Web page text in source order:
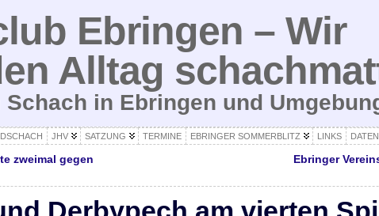
Ebringen – Wir
Alltag
in Ebringen und
JHV SATZUNG TERMINE EBRINGER SOMMERBLITZ LINKS
zweimal gegen
Ebringer